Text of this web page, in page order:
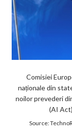
Comisiei
naționale din
noilor prevederi
(AI
Source: